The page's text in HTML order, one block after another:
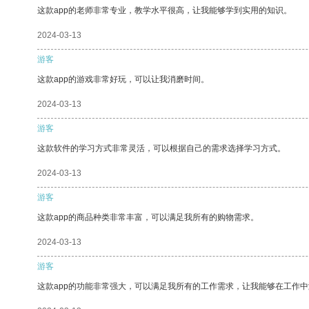
这款app的老师非常专业，教学水平很高，让我能够学到实用的知识。
2024-03-13
游客
这款app的游戏非常好玩，可以让我消磨时间。
2024-03-13
游客
这款软件的学习方式非常灵活，可以根据自己的需求选择学习方式。
2024-03-13
游客
这款app的商品种类非常丰富，可以满足我所有的购物需求。
2024-03-13
游客
这款app的功能非常强大，可以满足我所有的工作需求，让我能够在工作中